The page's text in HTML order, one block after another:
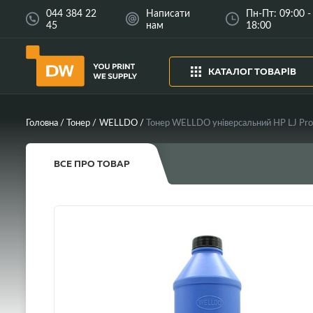
044 384 22
45
Написати
нам
Пн-Пт: 09:00 -
18:00
КАТАЛОГ ТОВАРІВ
Головна Тонер WELLDO
ВСЕ ПРО ТОВАР